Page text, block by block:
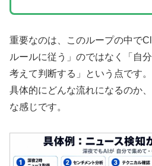
重要なのは、このループの中で
ルールに従う」のではなく「自
考えて判断する」という点です。
具体的にどんな流れになるのか
な感じです。